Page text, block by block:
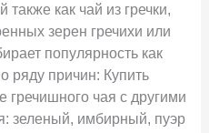
как чай из гречки,
зерен гречихи или
популярность как
ряду причин: Купить
чая с другими
зеленый, имбирный, пуэр